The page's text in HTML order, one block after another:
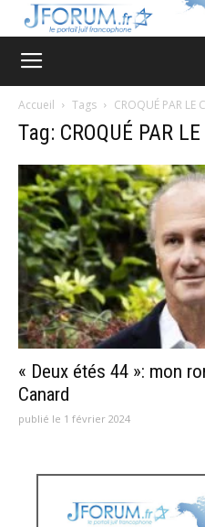
Accueil Tags CROQUÉ PAR LE
Tag: CROQUÉ PAR
« Deux étés 44 »: mon
Canard
publié le 1 février 2024